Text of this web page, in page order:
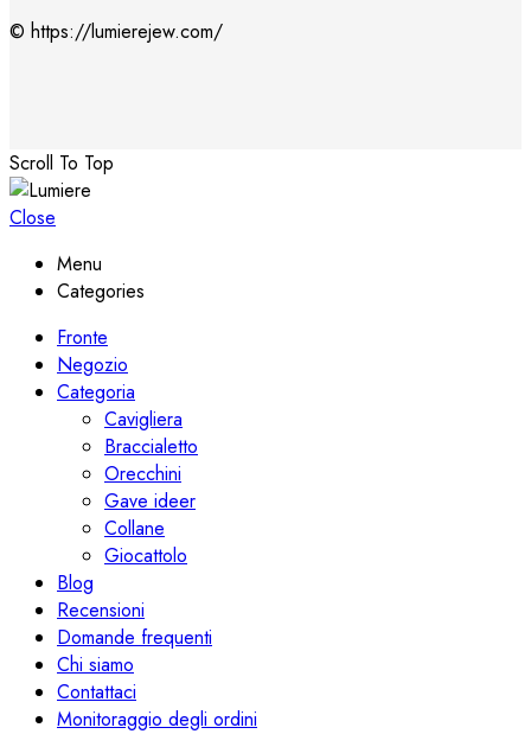
© https://lumierejew.com/
Scroll To Top
Close
Menu
Categories
Fronte
Negozio
Categoria
Cavigliera
Braccialetto
Orecchini
Gave ideer
Collane
Giocattolo
Blog
Recensioni
Domande frequenti
Chi siamo
Contattaci
Monitoraggio degli ordini